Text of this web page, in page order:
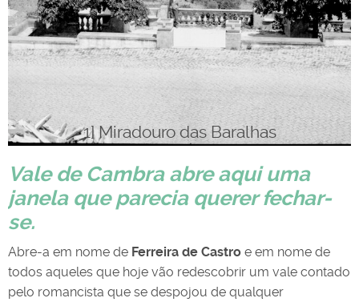
1] Miradouro das Baralhas
2] Pinheiro Manso
3] São Pedro de Castelões
4] Senhora da Saúde, Gestoso S. Pedro de
Castelões
5] Praça da República, Macieira de Cambra
6] Jardim Anna Horvath, Macieira de Cambra
8]Igreja Matriz de Rôge
Roteiro "O Vale Mágico por Ferreira de
Castro"
Anteri
or
Próxi
mo
Vale de Cambra abre aqui uma
janela que parecia querer fechar-
se.
Abre-a em nome de Ferreira de Castro e em nome de
todos aqueles que hoje vão redescobrir um vale contado
pelo romancista que se despojou de qualquer